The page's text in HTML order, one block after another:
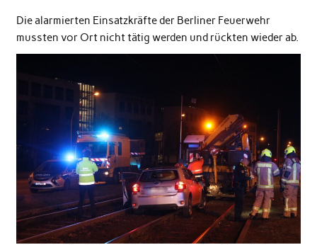
Die alarmierten Einsatzkräfte der Berliner Feuerwehr
mussten vor Ort nicht tätig werden und rückten wieder ab.